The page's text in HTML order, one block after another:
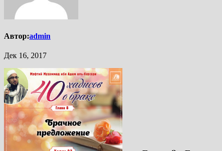
Автор:admin
Дек 16, 2017